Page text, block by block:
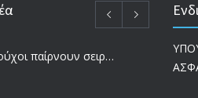
Ποιοι συνταξιούχοι παίρνουν σειρά για επανυπολογισμό σύνταξης με αύξηση και αναδρομικά – Οι εκκρεμότητες ανά Ταμείο